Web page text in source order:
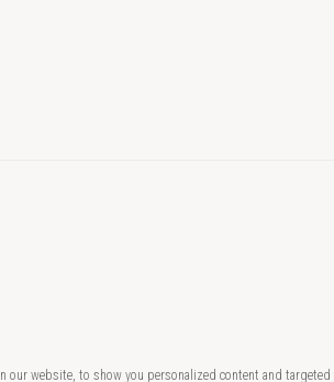
website, to show you personalized content and